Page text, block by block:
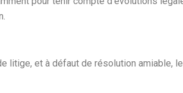
litige, et à défaut de résolution